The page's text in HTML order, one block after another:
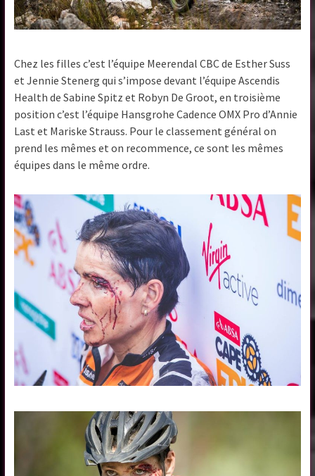
Chez les filles c’est l’équipe Meerendal CBC de Esther Suss
et Jennie Stenerg qui s’impose devant l’équipe Ascendis
Health de Sabine Spitz et Robyn De Groot, en troisième
position c’est l’équipe Hansgrohe Cadence OMX Pro d’Annie
Last et Mariske Strauss. Pour le classement général on
prend les mêmes et on recommence, ce sont les mêmes
équipes dans le même ordre.